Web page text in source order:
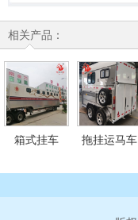
相关产品：
箱式挂车 拖挂运马车